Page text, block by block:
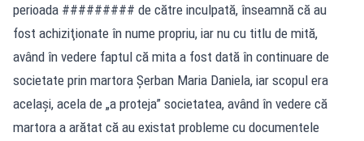
perioada ######### de către inculpată, înseamnă că au
fost achiziţionate în nume propriu, iar nu cu titlu de mită,
având în vedere faptul că mita a fost dată în continuare de
societate prin martora Şerban Maria Daniela, iar scopul era
acelaşi, acela de „a proteja” societatea, având în vedere că
martora a arătat că au existat probleme cu documentele